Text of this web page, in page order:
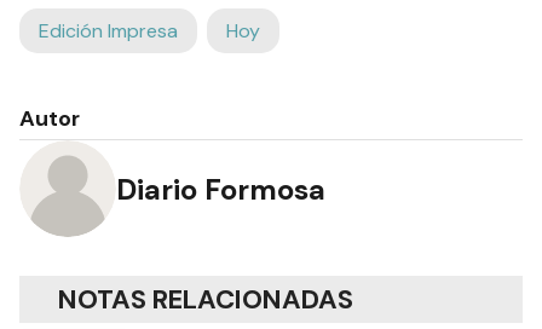
Edición Impresa Hoy
Autor
Diario Formosa
NOTAS RELACIONADAS